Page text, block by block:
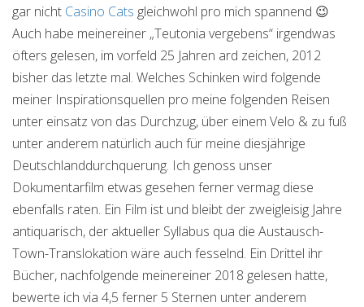
gar nicht Casino Cats gleichwohl pro mich spannend 😉
Auch habe meinereiner „Teutonia vergebens“ irgendwas
öfters gelesen, im vorfeld 25 Jahren ard zeichen, 2012
bisher das letzte mal. Welches Schinken wird folgende
meiner Inspirationsquellen pro meine folgenden Reisen
unter einsatz von das Durchzug, über einem Velo & zu fuß
unter anderem natürlich auch für meine diesjährige
Deutschlanddurchquerung. Ich genoss unser
Dokumentarfilm etwas gesehen ferner vermag diese
ebenfalls raten. Ein Film ist und bleibt der zweigleisig Jahre
antiquarisch, der aktueller Syllabus qua die Austausch-
Town-Translokation wäre auch fesselnd. Ein Drittel ihr
Bücher, nachfolgende meinereiner 2018 gelesen hatte,
bewerte ich via 4,5 ferner 5 Sternen unter anderem